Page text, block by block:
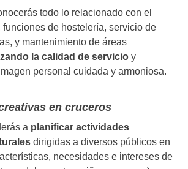
todo lo relacionado con el
funciones de hostelería, servicio de
y mantenimiento de áreas
la calidad de servicio y
personal cuidada y armoniosa.
en cruceros
a planificar actividades
dirigidas a diversos públicos en
necesidades e intereses de